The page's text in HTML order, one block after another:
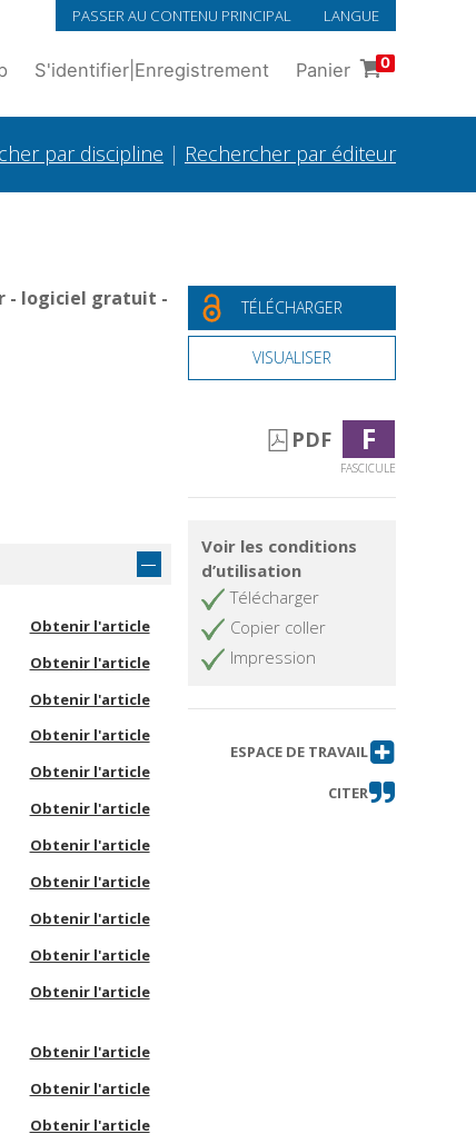
PASSER AU CONTENU PRINCIPAL LANGUE
S'identifier Enregistrement Panier 0
par discipline | Rechercher par éditeur
- logiciel gratuit -
Obtenir l'article
Obtenir l'article
Obtenir l'article
Obtenir l'article
Obtenir l'article
Obtenir l'article
Obtenir l'article
Obtenir l'article
Obtenir l'article
Obtenir l'article
Obtenir l'article
Obtenir l'article
Obtenir l'article
Obtenir l'article
TÉLÉCHARGER
VISUALISER
PDF F
FASCICULE
Voir les conditions
d’utilisation
Télécharger
Copier coller
Impression
ESPACE DE TRAVAIL
CITER